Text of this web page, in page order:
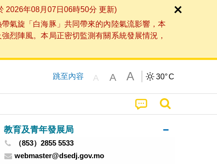
2026年08月07日06時50分 更新)
氣旋「白海豚」共同帶來的內陸氣流影響，本
烈陣風。本局正密切監測有關系統發展情況，
跳至內容 A A A 30°C
教育及青年發展局
（853）2855 5533
webmaster@dsedj.gov.mo